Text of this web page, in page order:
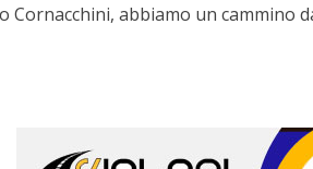
abbiamo un cammino